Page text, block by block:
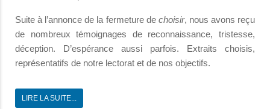
Suite à l’annonce de la fermeture de choisir, nous avons reçu
de nombreux témoignages de reconnaissance, tristesse,
déception. D’espérance aussi parfois. Extraits choisis,
représentatifs de notre lectorat et de nos objectifs.
LIRE LA SUITE...